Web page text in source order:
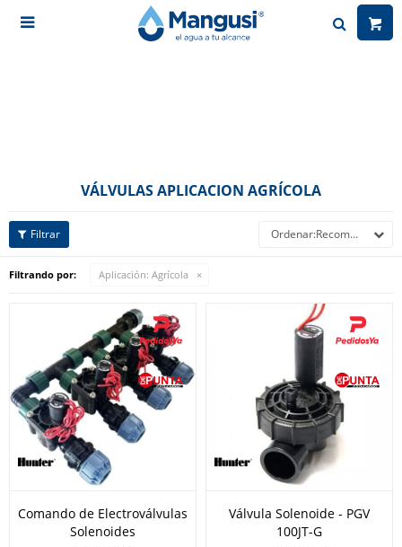

VÁLVULAS APLICACION AGRÍCOLA
Recomendados
Filtrando por: Aplicación: Agrícola
Comando de Electroválvulas
Solenoides
Válvula Solenoide - PGV
100JT-G